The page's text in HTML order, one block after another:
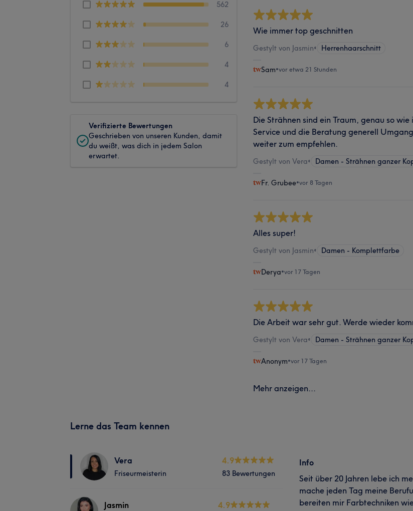
562
26
6
4
4
Verifizierte Bewertungen
Geschrieben von unseren Kunden, damit
du weißt, was dich in jedem Salon
erwartet.
Wie immer top geschnitten
Gestylt von Jasmin• Herrenhaarschnitt
Sam•vor etwa 21 Stunden
Die Strähnen sind ein Traum, genau so
Service und die Beratung generell
weiter zum empfehlen.
Gestylt von Vera• Damen - Strähnen ganzer
Fr. Grubee•vor 8 Tagen
Alles super!
Gestylt von Jasmin• Damen - Komplettfarbe
Derya•vor 17 Tagen
Die Arbeit war sehr gut. Werde wieder
Gestylt von Vera• Damen - Strähnen ganzer
Anonym•vor 17 Tagen
Mehr anzeigen...
Lerne das Team kennen
Vera
Friseurmeisterin
4.9
83 Bewertungen
Jasmin 4.9
Info
Seit über 20 Jahren lebe ich
mache jeden Tag meine
bereiten mir Farbtechniken